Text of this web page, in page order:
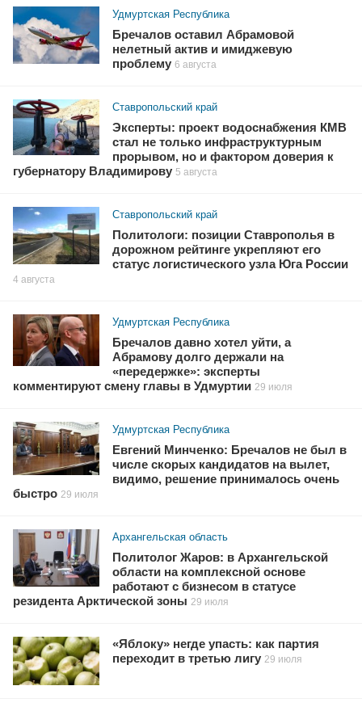
Удмуртская Республика
Бречалов оставил Абрамовой
нелетный актив и имиджевую
проблему 6 августа
Ставропольский край
Эксперты: проект водоснабжения КМВ
стал не только инфраструктурным
прорывом, но и фактором доверия к
губернатору Владимирову 5 августа
Ставропольский край
Политологи: позиции Ставрополья в
дорожном рейтинге укрепляют его
статус логистического узла Юга России
4 августа
Удмуртская Республика
Бречалов давно хотел уйти, а
Абрамову долго держали на
«передержке»: эксперты
комментируют смену главы в Удмуртии 29 июля
Удмуртская Республика
Евгений Минченко: Бречалов не был в
числе скорых кандидатов на вылет,
видимо, решение принималось очень
быстро 29 июля
Архангельская область
Политолог Жаров: в Архангельской
области на комплексной основе
работают с бизнесом в статусе
резидента Арктической зоны 29 июля
«Яблоку» негде упасть: как партия
переходит в третью лигу 29 июля